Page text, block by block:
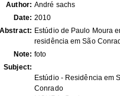
Author: André sachs
Date: 2010
Abstract: Estúdio de Paulo Moura
residência em São
Note: foto
Subject:
Estúdio - Residência em
Conrado